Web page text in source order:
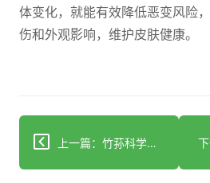
体变化，就能有效降低恶变风险
伤和外观影响，维护皮肤健康。
上一篇：竹荪科学食用指南：营养优势与避坑技巧